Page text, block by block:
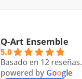
Q-Art Ensemble
5.0
Basado en 12 reseñas.
powered by Google